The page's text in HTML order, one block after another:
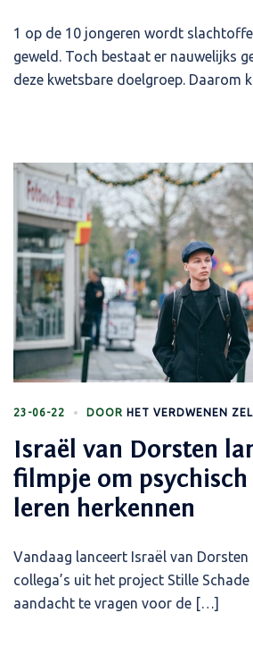
1 op de 10 jongeren wordt
geweld. Toch bestaat er nauwelijks
deze kwetsbare doelgroep. Daarom
23-06-22 DOOR HET VERDWENEN
Israël van Dorsten
filmpje om
leren herkennen
Vandaag lanceert Israël van Dorsten
collega’s uit het project Stille
aandacht te vragen voor de […]